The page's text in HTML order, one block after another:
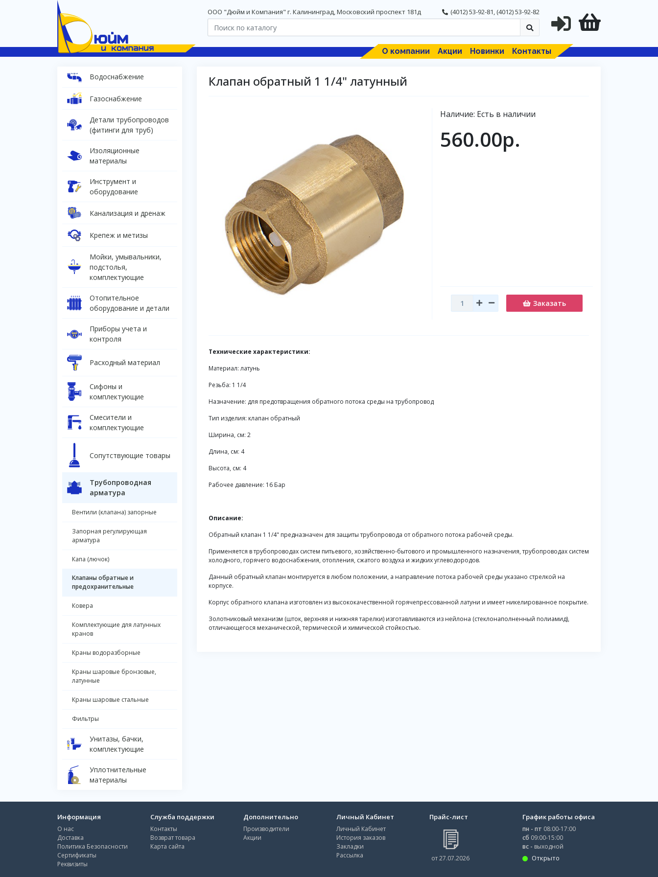
OOO "Дюйм и Компания" г. Калининград, Московский проспект 181д (4012) 53-92-81,(4012) 53-92-82
О компании Акции Новинки Контакты
Водоснабжение
Газоснабжение
Детали трубопроводов
(фитинги для труб)
Изоляционные
материалы
Инструмент и
оборудование
Канализация и дренаж
Крепеж и метизы
Мойки, умывальники,
подстолья,
комплектующие
Отопительное
оборудование и детали
Приборы учета и
контроля
Расходный материал
Сифоны и
комплектующие
Смесители и
комплектующие
Сопутствующие товары
Трубопроводная
арматура
Вентили (клапана) запорные
Запорная регулирующая
арматура
Капа (лючок)
Клапаны обратные и
предохранительные
Ковера
Комплектующие для латунных
кранов
Краны водоразборные
Краны шаровые бронзовые,
латунные
Краны шаровые стальные
Фильтры
Унитазы, бачки,
комплектующие
Уплотнительные
материалы
Клапан обратный 1 1/4" латунный
Наличие: Есть в наличии
560.00р.
Заказать
Технические характеристики:
Материал: латунь
Резьба: 1 1/4
Назначение: для предотвращения обратного потока среды на трубопровод
Тип изделия: клапан обратный
Ширина, см: 2
Длина, см: 4
Высота, см: 4
Рабочее давление: 16 Бар
Описание:
Обратный клапан 1 1/4" предназначен для защиты трубопровода от обратного потока рабочей среды.
Применяется в трубопроводах систем питьевого, хозяйственно-бытового и промышленного назначения, трубопроводах систем
холодного, горячего водоснабжения, отопления, сжатого воздуха и жидких углеводородов.
Данный обратный клапан монтируется в любом положении, а направление потока рабочей среды указано стрелкой на
корпусе.
Корпус обратного клапана изготовлен из высококачественной горячепрессованной латуни и имеет никелированное покрытие.
Золотниковый механизм (шток, верхняя и нижняя тарелки) изготавливаются из нейлона (стеклонаполненный полиамид),
отличающегося механической, термической и химической стойкостью.
Информация
О нас
Доставка
Политика Безопасности
Сертификаты
Реквизиты
Служба поддержки
Контакты
Возврат товара
Карта сайта
Дополнительно
Производители
Акции
Личный Кабинет
Личный Кабинет
История заказов
Закладки
Рассылка
Прайс-лист
от 27.07.2026
График работы офиса
пн - пт 08:00-17:00
сб 09:00-15:00
вс - выходной
Открыто